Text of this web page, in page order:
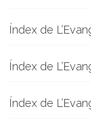
Índex de
Índex de
Índex de